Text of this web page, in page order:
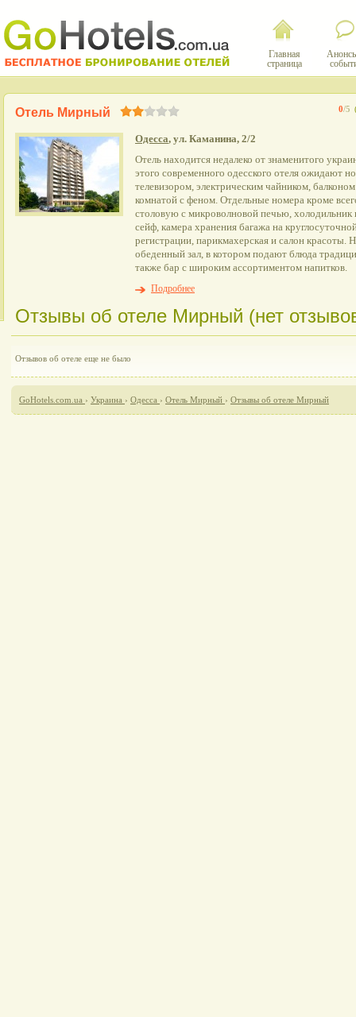
Главная
страница
0/5
Отель Мирный
Одесса, ул. Каманина, 2/2
Отель находится недалеко от знаменитого
этого современного одесского отеля ожидают
телевизором, электрическим чайником,
комнатой с феном. Отдельные номера кроме
столовую с микроволновой печью, холодильник
сейф, камера хранения багажа на
регистрации, парикмахерская и салон красоты.
обеденный зал, в котором подают блюда
также бар с широким ассортиментом напитков.
Подробнее
Отзывы об отеле Мирный (нет
Отзывов об отеле еще не было
GoHotels.com.ua › Украина › Одесса › Отель Мирный › Отзывы об отеле Мирный